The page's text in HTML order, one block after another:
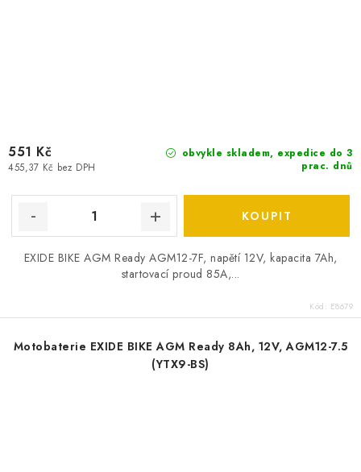
obvykle skladem, expedice do 3
prac. dnů
455,37 Kč bez DPH
551 Kč
EXIDE BIKE AGM Ready AGM12-7F, napětí 12V, kapacita 7Ah,
startovací proud 85A,...
Kód: E8679
Motobaterie EXIDE BIKE AGM Ready 8Ah, 12V, AGM12-7.5
(YTX9-BS)